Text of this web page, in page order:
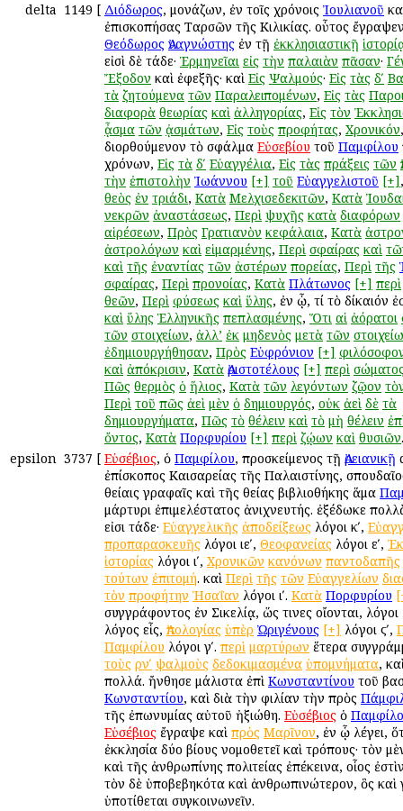
delta 1149 [ Διόδωρος, μονάζων, ἐν τοῖς χρόνοις Ἰουλιανοῦ
ἐπισκοπήσας Ταρσῶν τῆς Κιλικίας. οὗτος
Θεόδωρος Ἀναγνώστης ἐν τῇ ἐκκλησιαστικῇ
εἰσὶ δὲ τάδε· Ἑρμηνεῖαι εἰς τὴν παλαιὰν πᾶσαν·
Ἔξοδον καὶ ἐφεξῆς· καὶ Εἰς Ψαλμούς· Εἰς τὰς δʹ
τὰ ζητούμενα τῶν Παραλειπομένων, Εἰς τὰς
διαφορὰ θεωρίας καὶ ἀλληγορίας, Εἰς τὸν
ᾆσμα τῶν ᾀσμάτων, Εἰς τοὺς προφήτας, Χρονικόν,
διορθούμενον τὸ σφάλμα Εὐσεβίου τοῦ Παμφίλου
χρόνων, Εἰς τὰ δʹ Εὐαγγέλια, Εἰς τὰς πράξεις τῶν
τὴν ἐπιστολὴν Ἰωάννου [+] τοῦ Εὐαγγελιστοῦ [+]
θεὸς ἐν τριάδι, Κατὰ Μελχισεδεκιτῶν, Κατὰ
νεκρῶν ἀναστάσεως, Περὶ ψυχῆς κατὰ διαφόρων
αἱρέσεων, Πρὸς Γρατιανὸν κεφάλαια, Κατὰ
ἀστρολόγων καὶ εἱμαρμένης, Περὶ σφαίρας καὶ
καὶ τῆς ἐναντίας τῶν ἀστέρων πορείας, Περὶ τῆς
σφαίρας, Περὶ προνοίας, Κατὰ Πλάτωνος [+] περὶ
θεῶν, Περὶ φύσεως καὶ ὕλης, ἐν ᾧ, τί τὸ δίκαιόν
καὶ ὕλης Ἑλληνικῆς πεπλασμένης, Ὅτι αἱ ἀόρατοι
τῶν στοιχείων, ἀλλ’ ἐκ μηδενὸς μετὰ τῶν
ἐδημιουργήθησαν, Πρὸς Εὐφρόνιον [+]
καὶ ἀπόκρισιν, Κατὰ Ἀριστοτέλους [+] περὶ
Πῶς θερμὸς ὁ ἥλιος, Κατὰ τῶν λεγόντων ζῷον
Περὶ τοῦ πῶς ἀεὶ μὲν ὁ δημιουργός, οὐκ ἀεὶ δὲ τὰ
δημιουργήματα, Πῶς τὸ θέλειν καὶ τὸ μὴ θέλειν
ὄντος, Κατὰ Πορφυρίου [+] περὶ ζῴων καὶ θυσιῶν.
epsilon 3737 [ Εὐσέβιος, ὁ Παμφίλου, προσκείμενος τῇ Ἀρειανικῇ
ἐπίσκοπος Καισαρείας τῆς Παλαιστίνης,
θείαις γραφαῖς καὶ τῆς θείας βιβλιοθήκης ἅμα
μάρτυρι ἐπιμελέστατος ἀνιχνευτής. ἐξέδωκε
εἰσι τάδε· Εὐαγγελικῆς ἀποδείξεως λόγοι κʹ,
προπαρασκευῆς λόγοι ιεʹ, Θεοφανείας λόγοι εʹ,
ἱστορίας λόγοι ιʹ, Χρονικῶν κανόνων παντοδαπῆς
τούτων ἐπιτομή. καὶ Περὶ τῆς τῶν Εὐαγγελίων
τὸν προφήτην Ἠσαΐαν λόγοι ιʹ. Κατὰ Πορφυρίου
συγγράφοντος ἐν Σικελίᾳ, ὥς τινες οἴονται, λόγοι
λόγος εἷς, Ἀπολογίας ὑπὲρ Ὠριγένους [+] λόγοι ϛʹ,
Παμφίλου λόγοι γʹ. περὶ μαρτύρων ἕτερα
τοὺς ρνʹ ψαλμοὺς δεδοκιμασμένα ὑπομνήματα,
πολλά. ἤνθησε μάλιστα ἐπὶ Κωνσταντίνου τοῦ
Κωνσταντίου, καὶ διὰ τὴν φιλίαν τὴν πρὸς
τῆς ἐπωνυμίας αὐτοῦ ἠξιώθη. Εὐσέβιος ὁ
Εὐσέβιος ἔγραψε καὶ πρὸς Μαρῖνον, ἐν ᾧ λέγει,
ἐκκλησία δύο βίους νομοθετεῖ καὶ τρόπους· τὸν
καὶ τῆς ἀνθρωπίνης πολιτείας ἐπέκεινα, οἷος
τὸν δὲ ὑποβεβηκότα καὶ ἀνθρωπινώτερον, ὃς καὶ
ὑποτίθεται συγκοινωνεῖν.